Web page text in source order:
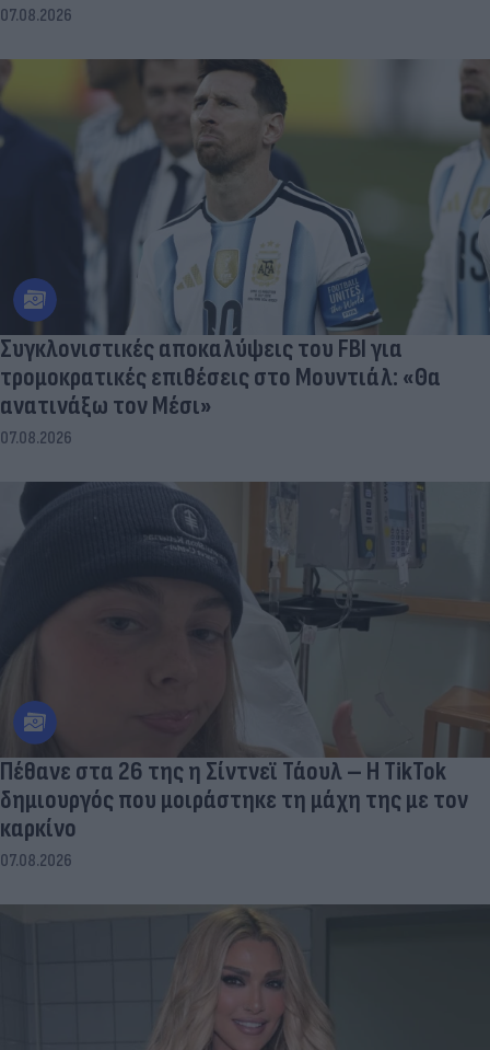
07.08.2026
Συγκλονιστικές αποκαλύψεις του FBI για
τρομοκρατικές επιθέσεις στο Μουντιάλ: «Θα
ανατινάξω τον Μέσι»
07.08.2026
Πέθανε στα 26 της η Σίντνεϊ Τάουλ – Η TikTok
δημιουργός που μοιράστηκε τη μάχη της με τον
καρκίνο
07.08.2026